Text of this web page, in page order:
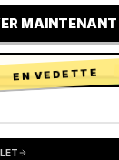
Un Salar de
MAINTENANT
EN VEDETTE